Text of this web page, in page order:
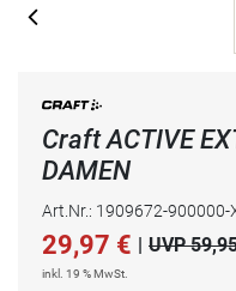
Craft ACTIVE
DAMEN
Art.Nr.: 1909672-900000-
29,97 € | UVP
inkl. 19 % MwSt.